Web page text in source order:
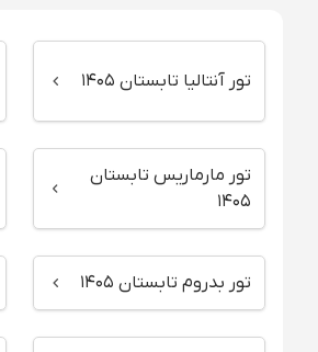
تور آنتالیا تابستان ۱۴۰۵
تور مارماریس تابستان
۱۴۰۵
تور بدروم تابستان ۱۴۰۵